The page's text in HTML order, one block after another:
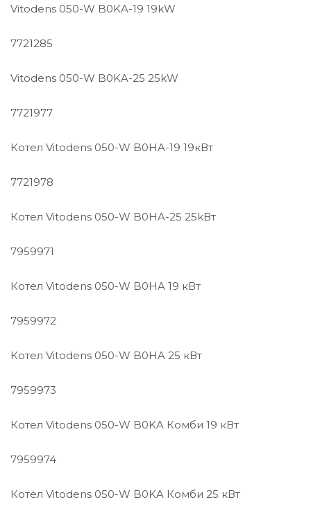
Vitodens 050-W B0KA-19 19kW
7721285
Vitodens 050-W B0KA-25 25kW
7721977
Котел Vitodens 050-W B0HA-19 19кВт
7721978
Котел Vitodens 050-W B0HA-25 25kВт
7959971
Котел Vitodens 050-W B0HA 19 кВт
7959972
Котел Vitodens 050-W B0HA 25 кВт
7959973
Котел Vitodens 050-W B0KA Комби 19 кВт
7959974
Котел Vitodens 050-W B0KA Комби 25 кВт